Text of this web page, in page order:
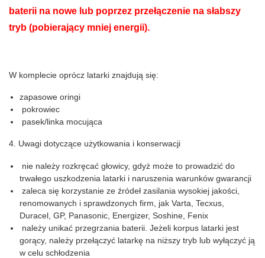
baterii na nowe lub poprzez przełączenie na słabszy
tryb (pobierający mniej energii).
W komplecie oprócz latarki znajdują się:
zapasowe oringi
pokrowiec
pasek/linka mocująca
4. Uwagi dotyczące użytkowania i konserwacji
nie należy rozkręcać głowicy, gdyż może to prowadzić do
trwałego uszkodzenia latarki i naruszenia warunków gwarancji
zaleca się korzystanie ze źródeł zasilania wysokiej jakości,
renomowanych i sprawdzonych firm, jak Varta, Tecxus,
Duracel, GP, Panasonic, Energizer, Soshine, Fenix
należy unikać przegrzania baterii. Jeżeli korpus latarki jest
gorący, należy przełączyć latarkę na niższy tryb lub wyłączyć ją
w celu schłodzenia